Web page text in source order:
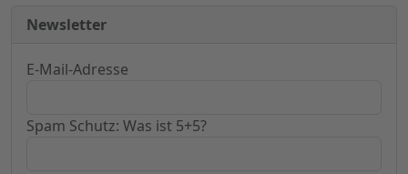
Newsletter
E-Mail-Adresse
Spam Schutz: Was ist 5+5?